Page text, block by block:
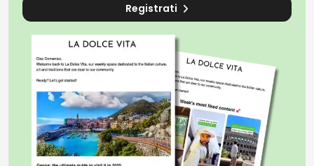
Registrati